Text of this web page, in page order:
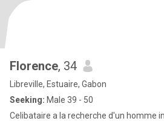
Florence, 34
Libreville, Estuaire, Gabon
Seeking: Male 39 - 50
Celibataire a la recherche d'un homme